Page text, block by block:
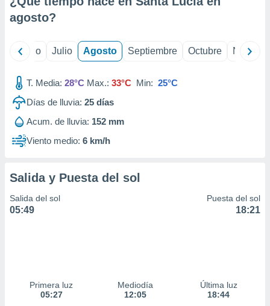
e
publicidad
publicidad
de
agosto?
Junio Julio Agosto Septiembre Octubre
T. Media: 28°C Max.: 33°C Min: 25°C
Días de lluvia: 25 días
Acum. de lluvia: 152 mm
Viento medio: 6 km/h
Salida y Puesta del sol
Salida del sol
05:49
Puesta del sol
18:21
Primera luz
05:27
Mediodía
12:05
Última luz
18:44